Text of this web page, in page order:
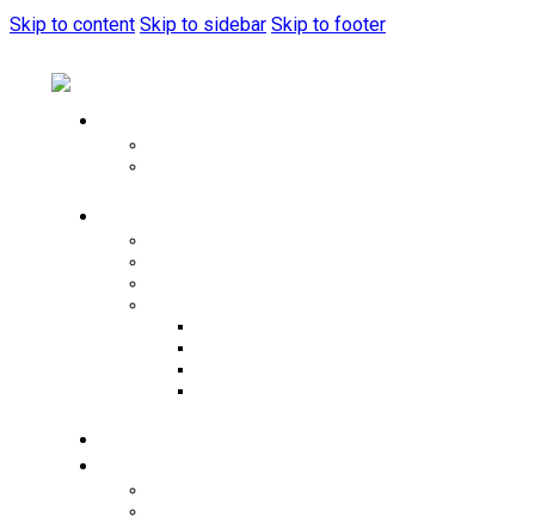
Skip to content Skip to sidebar Skip to footer